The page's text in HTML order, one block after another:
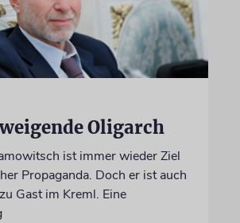
Oligarch
ist immer wieder Ziel
Propaganda. Doch er ist auch
Gast im Kreml. Eine